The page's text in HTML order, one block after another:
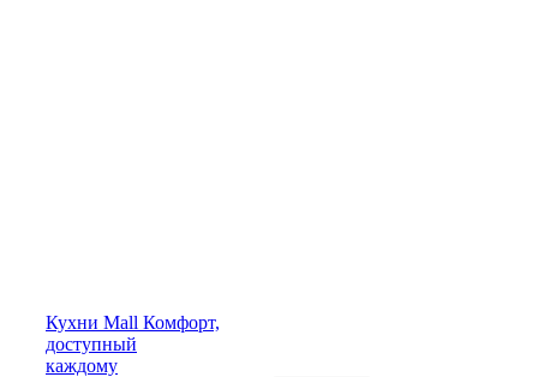
Кухни Mall Комфорт,
доступный
каждому